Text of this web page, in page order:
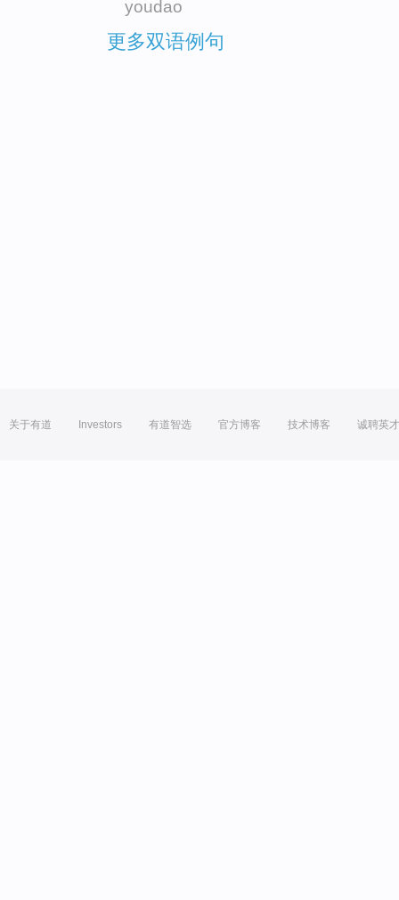
youdao
更多双语例句
关于有道 Investors 有道智选 官方博客 技术博客 诚聘英才